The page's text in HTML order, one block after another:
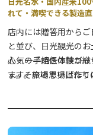
れて・満喫できる製造
店内には贈答用から
と並び、日光観光の
心・一子相伝の技が
す。その場で揚げた
人気の手焼き体験コ
ます。旅の思い出作